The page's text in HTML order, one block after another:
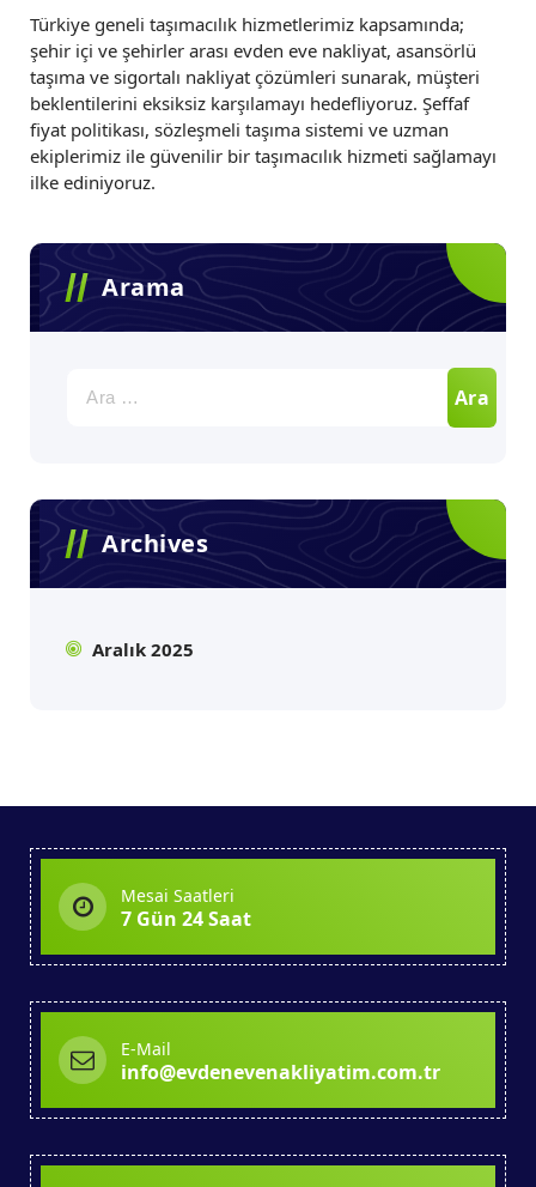
Türkiye geneli taşımacılık hizmetlerimiz kapsamında;
şehir içi ve şehirler arası evden eve nakliyat, asansörlü
taşıma ve sigortalı nakliyat çözümleri sunarak, müşteri
beklentilerini eksiksiz karşılamayı hedefliyoruz. Şeffaf
fiyat politikası, sözleşmeli taşıma sistemi ve uzman
ekiplerimiz ile güvenilir bir taşımacılık hizmeti sağlamayı
ilke ediniyoruz.
Arama
Archives
Aralık 2025
Mesai Saatleri
7 Gün 24 Saat
E-Mail
info@evdenevenakliyatim.com.tr